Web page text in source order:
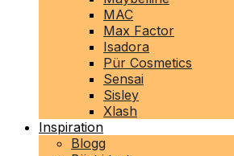
MAC
Max Factor
Isadora
Pür Cosmetics
Sensai
Sisley
Xlash
Inspiration
Blogg